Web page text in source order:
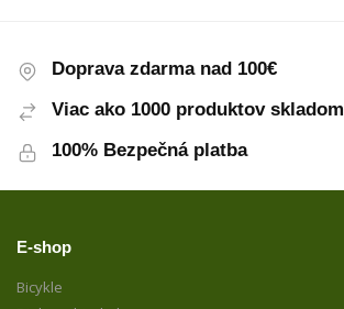
Doprava zdarma nad 100€
Viac ako 1000 produktov skladom
100% Bezpečná platba
E-shop
Bicykle